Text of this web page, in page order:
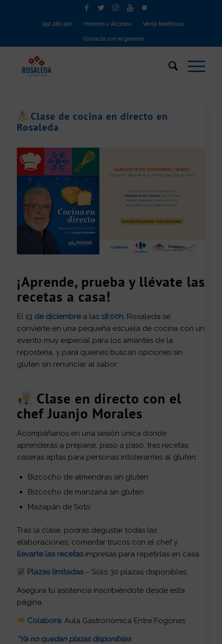
952 280 500 Horarios y Accesos Venta telefónica
Contacta con el gerente
Clase de cocina en directo en
Rosaleda
¡Aprende, prueba y llévate las
recetas a casa!
El 13 de diciembrea las 18:00h, Rosaleda se
convierte en una pequeña escuela de cocina con un
evento muy especial para los amantes de la
repostería, y para quienes buscan opciones sin
gluten sin renunciar al sabor.
Clase en directo con el
chef Juanjo Morales
Acompáñanos en una sesión única donde
aprenderás a preparar, paso a paso, tres recetas
caseras aptas para personas intolerantes al gluten:
Bizcocho de almendras sin gluten
Bizcocho de manzana sin gluten
Mazapán de Soto
Tras la clase, podrás degustar todas las
elaboraciones, comentar trucos con el chef y
llevarte las recetasimpresas para repetirlas en casa.
Plazas limitadas– Solo 30 plazas disponibles.
Asegura tu asistencia inscribiéndote desde esta
página.
Colabora: Aula Gastronómica Entre Fogones
*Ya no quedan plazas disponibles